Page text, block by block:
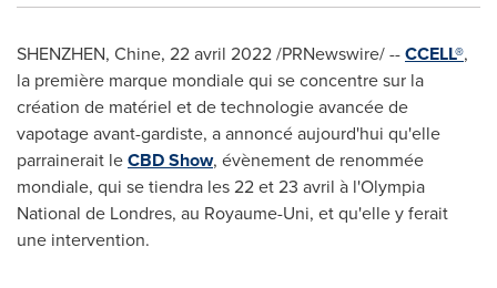
SHENZHEN, Chine, 22 avril 2022/PRNewswire/ --CCELL®,
la première marque mondiale qui se concentre sur la
création de matériel et de technologie avancée de
vapotage avant-gardiste, a annoncé aujourd'hui qu'elle
parrainerait leCBD Show, évènement de renommée
mondiale, qui se tiendra les 22 et 23 avril à l'Olympia
National de Londres, au Royaume-Uni, et qu'elle y ferait
une intervention.